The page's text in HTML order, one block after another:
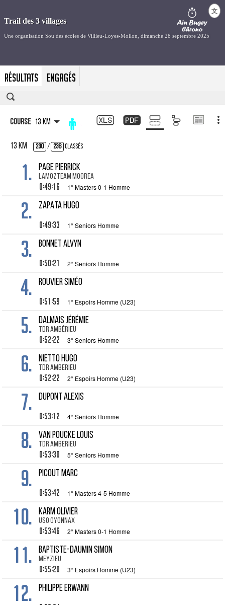
Résultats Engagés
文
Course 13 km
13 km 230 / 236 Classés
1. PAGE Pierrick
LAMOZTEAM MOOREA
0:49:16 1° Masters 0-1 Homme
2. ZAPATA Hugo
0:49:33 1° Seniors Homme
3. BONNET Alvyn
0:50:21 2° Seniors Homme
4. ROUVIER Siméo
0:51:59 1° Espoirs Homme (U23)
5. DALMAIS Jérémie
TDR Ambérieu
0:52:22 3° Seniors Homme
6. NIETTO Hugo
TDR Amberieu
0:52:22 2° Espoirs Homme (U23)
7. DUPONT Alexis
0:53:12 4° Seniors Homme
8. VAN POUCKE Louis
TDR AMBERIEU
0:53:30 5° Seniors Homme
9. PICOUT Marc
0:53:42 1° Masters 4-5 Homme
10. KARM Olivier
USO OYONNAX
0:53:46 2° Masters 0-1 Homme
11. BAPTISTE-DAUMIN Simon
MEYZIEU
0:55:20 3° Espoirs Homme (U23)
12. PHILIPPE Erwann